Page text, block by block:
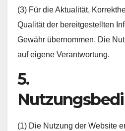
(3) Für die Aktualität,
Qualität der bereitgestellten
Gewähr übernommen. Die
auf eigene Verantwortung.
5.
(1) Die Nutzung der Website